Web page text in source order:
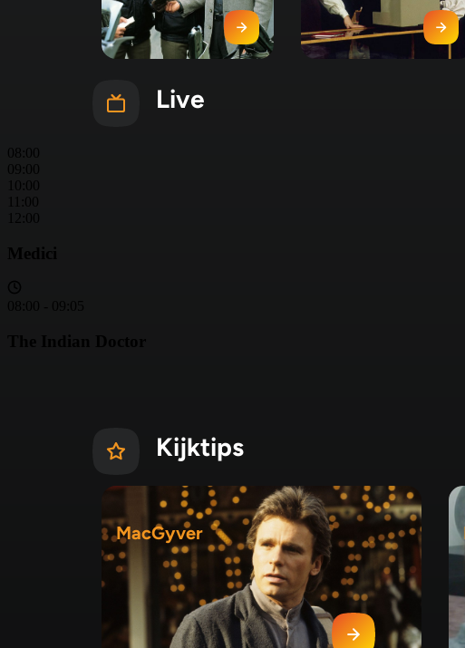
Live
Kijktips
MacGyver